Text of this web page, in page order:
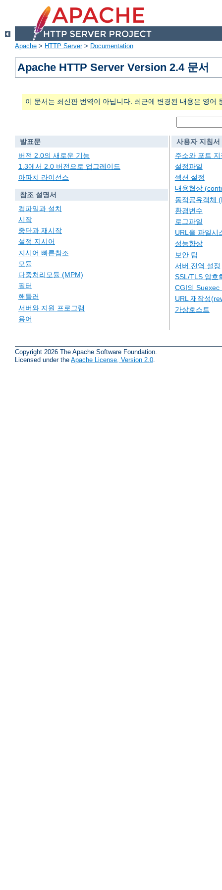
Apache > HTTP Server> Documentation
Apache HTTP Server Version 2.4 문서
이 문서는 최신판 번역이 아닙니다. 최근에 변경된 내용은 영어
발표문
버전 2.0의 새로운 기능
1.3에서 2.0 버전으로 업그레이드
아파치 라이선스
참조 설명서
컴파일과 설치
시작
중단과 재시작
설정 지시어
지시어 빠른참조
모듈
다중처리모듈 (MPM)
필터
핸들러
서버와 지원 프로그램
용어
사용자 지침서
주소와 포트 지
설정파일
섹션 설정
내용협상
동적공유객체
환경변수
로그파일
URL을 파일시
성능향상
보안 팁
서버 전역 설정
SSL/TLS 암호
CGI의 Suexec
URL 재작성
가상호스트
Copyright 2026 The Apache Software Foundation.
Licensed under the Apache License, Version 2.0